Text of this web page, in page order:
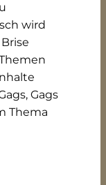
wird
Gags
Thema